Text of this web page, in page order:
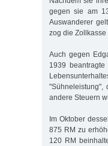
gegen sie am
Auswanderer
zog die Zollkasse
Auch gegen
1939
"Sühneleistung",
andere Steuern
Im Oktober
875 RM zu
120 RM